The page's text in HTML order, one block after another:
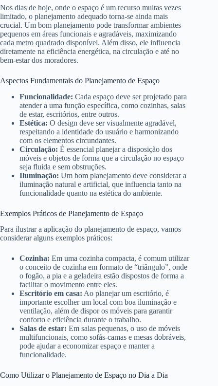
Nos dias de hoje, onde o espaço é um recurso muitas vezes
limitado, o planejamento adequado torna-se ainda mais
crucial. Um bom planejamento pode transformar ambientes
pequenos em áreas funcionais e agradáveis, maximizando
cada metro quadrado disponível. Além disso, ele influencia
diretamente na eficiência energética, na circulação e até no
bem-estar dos moradores.
Aspectos Fundamentais do Planejamento de Espaço
Funcionalidade: Cada espaço deve ser projetado para
atender a uma função específica, como cozinhas, salas
de estar, escritórios, entre outros.
Estética: O design deve ser visualmente agradável,
respeitando a identidade do usuário e harmonizando
com os elementos circundantes.
Circulação: É essencial planejar a disposição dos
móveis e objetos de forma que a circulação no espaço
seja fluida e sem obstruções.
Iluminação: Um bom planejamento deve considerar a
iluminação natural e artificial, que influencia tanto na
funcionalidade quanto na estética do ambiente.
Exemplos Práticos de Planejamento de Espaço
Para ilustrar a aplicação do planejamento de espaço, vamos
considerar alguns exemplos práticos:
Cozinha: Em uma cozinha compacta, é comum utilizar
o conceito de cozinha em formato de “triângulo”, onde
o fogão, a pia e a geladeira estão dispostos de forma a
facilitar o movimento entre eles.
Escritório em casa: Ao planejar um escritório, é
importante escolher um local com boa iluminação e
ventilação, além de dispor os móveis para garantir
conforto e eficiência durante o trabalho.
Salas de estar: Em salas pequenas, o uso de móveis
multifuncionais, como sofás-camas e mesas dobráveis,
pode ajudar a economizar espaço e manter a
funcionalidade.
Como Utilizar o Planejamento de Espaço no Dia a Dia